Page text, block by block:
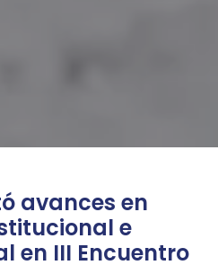
avances en
e
en III Encuentro